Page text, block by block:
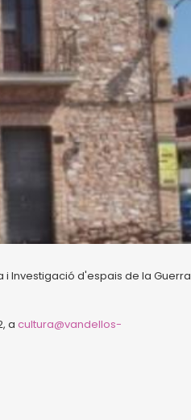
i Investigació d'espais de la Guerra
a cultura@vandellos-